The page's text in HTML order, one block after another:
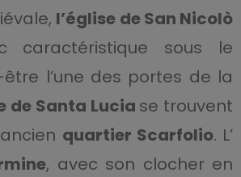
l’église de San Nicolò
caractéristique sous le
l’une des portes de la
de Santa Lucia se trouvent
quartier Scarfolio. L’
, avec son clocher en